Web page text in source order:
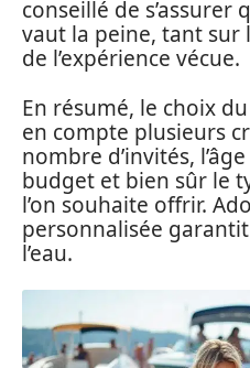
conseillé de s’assurer
vaut la peine, tant sur
de l’expérience vécue.
En résumé, le choix
en compte plusieurs
nombre d’invités,
budget et bien sûr le
l’on souhaite offrir.
personnalisée
l’eau.